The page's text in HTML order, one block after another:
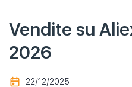
Vendite su
2026
22/12/2025